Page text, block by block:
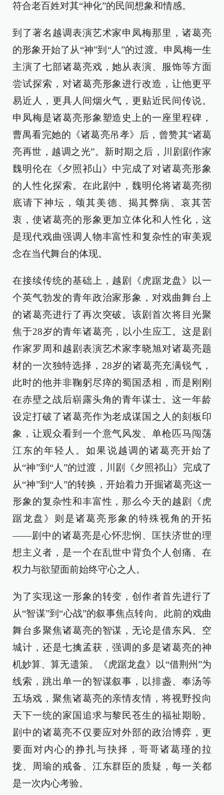
符合老百姓对其“神化”的民间想象和情感。
到了著名越调表演艺术家申凤梅那里，诸葛亮
的形象开始了从“神”到“人”的过渡。申凤梅一生
主演了七部诸葛亮戏，她从表演、服饰等方面
尝试探索，对诸葛亮形象进行改造，让他更平
易近人，更具人间烟火气，更贴近民间传说。
申凤梅是诸葛亮形象塑造史上的一座里程碑，
曹禺看完她的《诸葛亮吊孝》后，曾赞其“诸葛
亮再世，越调之光”。新时期之后，川剧剧作家
魏明伦在《夕照祁山》中完成了对诸葛亮形象
的人性化探索。在此剧中，魏明伦将诸葛亮彻
底请下神坛，颂其美德、揭其弊病、哀其苦
衷，使诸葛亮的形象更加立体化和人性化，这
是现代戏曲强调人物丰富性和复杂性的审美观
念在当代舞台的体现。
在接续传统的基础上，越剧《虎踞龙盘》以一
个英气勃发的青年政治家形象，对戏曲舞台上
的诸葛亮进行了再次突破。该剧首次将目光聚
焦于28岁的青年诸葛亮，以小生应工。这是剧
作家罗周和越剧表演艺术家李晓旭对诸葛亮题
材的一次独特选择，28岁的诸葛亮充满锐气，
此时的他并非鞠躬尽瘁的蜀国丞相，而是刚刚
在赤壁之战后崭露头角的青年谋士。这一年龄
设定打破了诸葛亮作为老成谋国之人的刻板印
象，让观众看到一个意气风发、单枪匹马闯荡
江东的年轻人。如果说越调的诸葛亮开始了
从“神”到“人”的过渡，川剧《夕照祁山》完成了
从“神”到“人”的转换，开始着力开掘诸葛亮这一
形象的复杂性和丰富性，那么今天的越剧《虎
踞龙盘》则是诸葛亮形象的特殊视角的开拓
——剧中的诸葛亮是心怀悲悯、匡扶济世的理
想主义者，是一个在乱世中背负个人创痛、在
权力与欲望面前始终守心之人。
为了实现这一形象的转变，创作者首先进行了
从“智谋”到“心战”的叙事焦点转向。此前的戏曲
舞台多聚焦诸葛亮的智谋，无论是借东风、空
城计，还是七擒孟获，强调的多是诸葛亮的神
机妙算、算无遗策。《虎踞龙盘》以“借荆州”为
线索，跳出单一的智谋叙事，以排盏、奉汤等
五场戏，聚焦诸葛亮的亲情友情，将视野投向
天下一统的家国追求与黎民苍生的福祉期盼。
剧中的诸葛亮不仅要应对外部的政治博弈，更
要面对内心的挣扎与抉择，哥哥诸葛瑾的拉
拢、周瑜的戒备、江东群臣的质疑，每一关都
是一次内心考验。